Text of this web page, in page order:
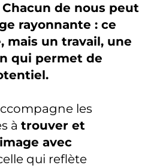
Chacun de nous peut
rayonnante : ce
mais un travail, une
qui permet de
les
à trouver et
avec
qui reflète